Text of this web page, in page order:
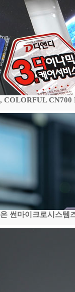
COLORFUL
썬마이크로시스